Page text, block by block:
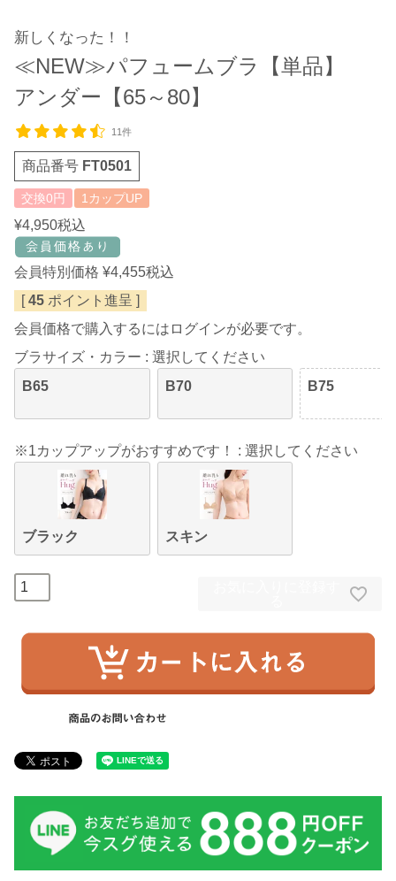
新しくなった！！
≪NEW≫パフュームブラ【単品】
アンダー【65～80】
11件
商品番号 FT0501
交換0円 1カップUP
¥4,950税込
会員特別価格 ¥4,455税込
[ 45 ポイント進呈 ]
会員価格で購入するにはログインが必要です。
ブラサイズ・カラー
選択してください
B65
B70 B75
※1カップアップがおすすめです！ 選択してください
ブラック スキン